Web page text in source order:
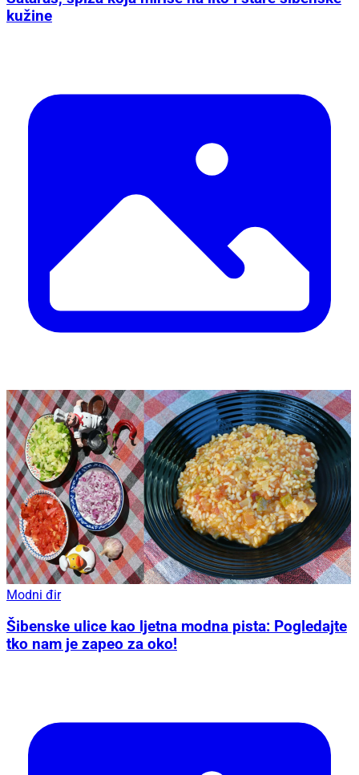
kužine
Modni đir
Šibenske ulice kao ljetna modna pista: Pogledajte
tko nam je zapeo za oko!